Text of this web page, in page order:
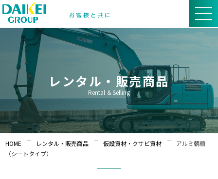
レンタル・販売商品
Rental ＆Selling
HOME レンタル・販売商品 仮設資材・クサビ資材
アルミ朝顔
（シートタイプ）